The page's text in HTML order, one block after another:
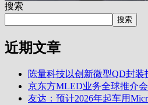
搜索
搜索
近期文章
陈量科技以创新微型QD封装
京东方MLED业务全球推介
友达：预计2026年起车用